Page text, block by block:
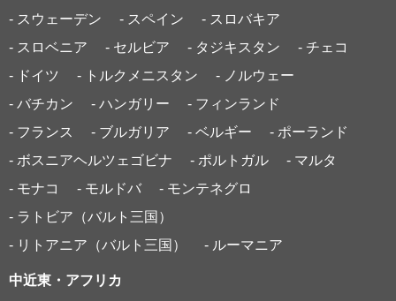
- スウェーデン
- スペイン
- スロバキア
- スロベニア
- セルビア - タジキスタン
- チェコ
- ドイツ
- トルクメニスタン
- ノルウェー
- バチカン
- ハンガリー
- フィンランド
- フランス
- ブルガリア - ベルギー
- ポーランド
- ボスニアヘルツェゴビナ
- ポルトガル
- マルタ
- モナコ
- モルドバ
- モンテネグロ
- ラトビア（バルト三国）
- リトアニア（バルト三国）
- ルーマニア
中近東・アフリカ